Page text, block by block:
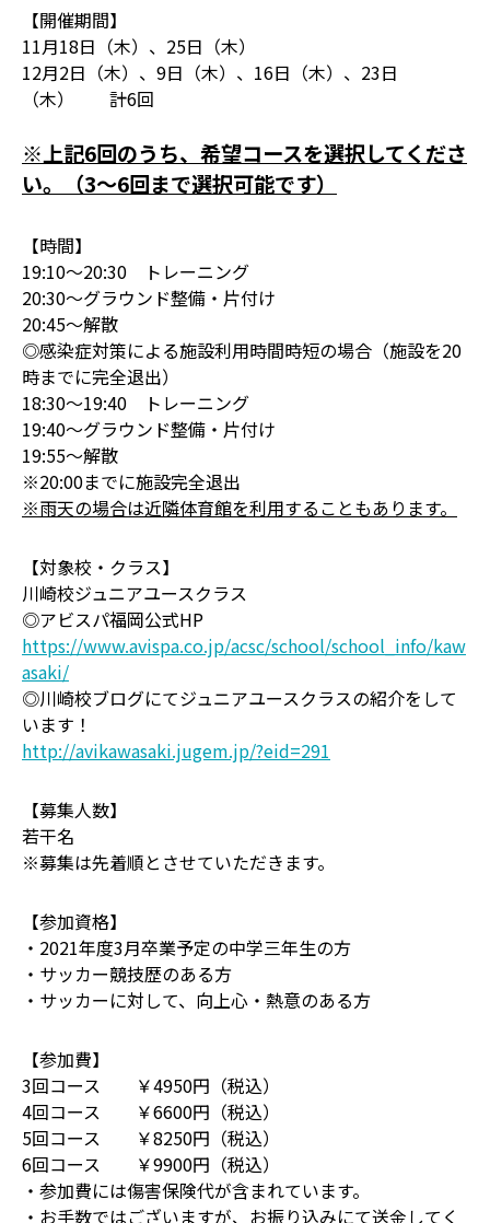
【開催期間】
11月18日（木）、25日（木）
12月2日（木）、9日（木）、16日（木）、23日
（木） 計6回
※上記6回のうち、希望コースを選択してくださ
い。（3～6回まで選択可能です）
【時間】
19:10～20:30 トレーニング
20:30～グラウンド整備・片付け
20:45～解散
◎感染症対策による施設利用時間時短の場合（施設を20
時までに完全退出）
18:30～19:40 トレーニング
19:40～グラウンド整備・片付け
19:55～解散
※20:00までに施設完全退出
※雨天の場合は近隣体育館を利用することもあります。
【対象校・クラス】
川崎校ジュニアユースクラス
◎アビスパ福岡公式HP
https://www.avispa.co.jp/acsc/school/school_info/kaw
asaki/
◎川崎校ブログにてジュニアユースクラスの紹介をして
います！
http://avikawasaki.jugem.jp/?eid=291
【募集人数】
若干名
※募集は先着順とさせていただきます。
【参加資格】
・2021年度3月卒業予定の中学三年生の方
・サッカー競技歴のある方
・サッカーに対して、向上心・熱意のある方
【参加費】
3回コース ￥4950円（税込）
4回コース ￥6600円（税込）
5回コース ￥8250円（税込）
6回コース ￥9900円（税込）
・参加費には傷害保険代が含まれています。
・お手数ではございますが、お振り込みにて送金してく